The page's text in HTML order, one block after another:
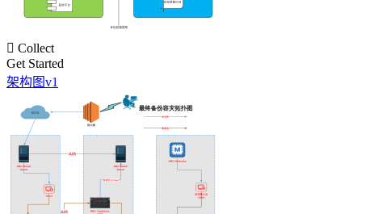
 Collect
Get Started
架构图v1